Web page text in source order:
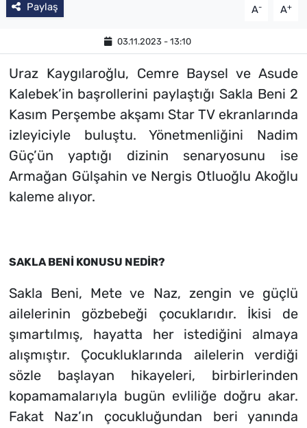
Paylaş A- A+
03.11.2023 - 13:10
Uraz Kaygılaroğlu, Cemre Baysel ve Asude
Kalebek’in başrollerini paylaştığı Sakla Beni 2
Kasım Perşembe akşamı Star TV ekranlarında
izleyiciyle buluştu. Yönetmenliğini Nadim
Güç’ün yaptığı dizinin senaryosunu ise
Armağan Gülşahin ve Nergis Otluoğlu Akoğlu
kaleme alıyor.
SAKLA BENİ KONUSU NEDİR?
Sakla Beni, Mete ve Naz, zengin ve güçlü
ailelerinin gözbebeği çocuklarıdır. İkisi de
şımartılmış, hayatta her istediğini almaya
alışmıştır. Çocukluklarında ailelerin verdiği
sözle başlayan hikayeleri, birbirlerinden
kopamamalarıyla bugün evliliğe doğru akar.
Fakat Naz’ın çocukluğundan beri yanında